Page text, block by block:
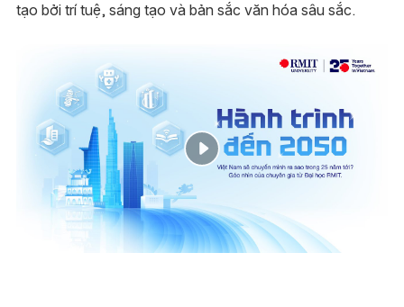
tạo bởi trí tuệ, sáng tạo và bản sắc văn hóa sâu sắc.